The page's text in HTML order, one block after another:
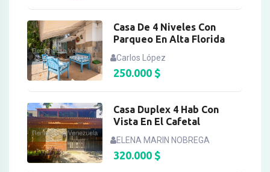
Casa De 4 Niveles Con
Parqueo En Alta Florida
Carlos López
250.000 $
Casa Duplex 4 Hab Con
Vista En El Cafetal
ELENA MARIN NOBREGA
320.000 $